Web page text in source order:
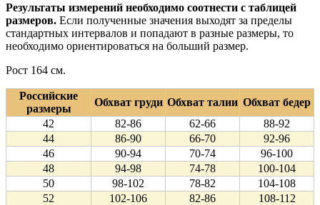
Результаты измерений необходимо соотнести с таблицей
размеров. Если полученные значения выходят за пределы
стандартных интервалов и попадают в разные размеры, то
необходимо ориентироваться на больший размер.
Рост 164 см.
Российские
размеры
Обхват груди Обхват талии Обхват бедер
42
82-86 62-66
88-92
44
86-90 66-70
92-96
46
90-94 70-74
96-100
48
94-98 74-78
100-104
50
98-102 78-82
104-108
52
102-106 82-86
108-112